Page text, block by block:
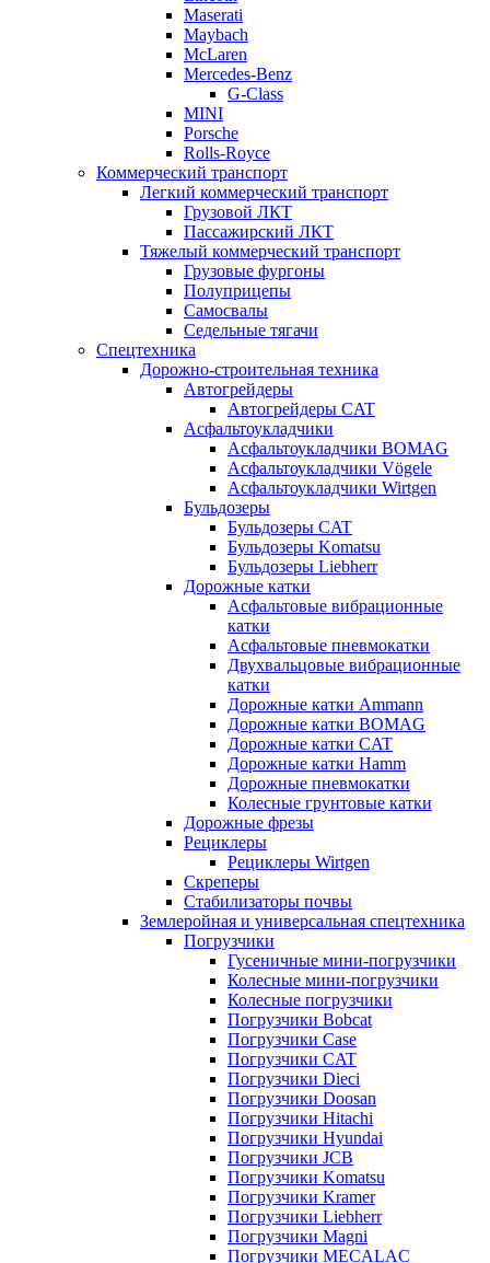
Maserati
Maybach
McLaren
Mercedes-Benz
G-Class
MINI
Porsche
Rolls-Royce
Коммерческий транспорт
Легкий коммерческий транспорт
Грузовой ЛКТ
Пассажирский ЛКТ
Тяжелый коммерческий транспорт
Грузовые фургоны
Полуприцепы
Самосвалы
Седельные тягачи
Спецтехника
Дорожно-строительная техника
Автогрейдеры
Автогрейдеры CAT
Асфальтоукладчики
Асфальтоукладчики BOMAG
Асфальтоукладчики Vögele
Асфальтоукладчики Wirtgen
Бульдозеры
Бульдозеры CAT
Бульдозеры Komatsu
Бульдозеры Liebherr
Дорожные катки
Асфальтовые вибрационные
катки
Асфальтовые пневмокатки
Двухвальцовые вибрационные
катки
Дорожные катки Ammann
Дорожные катки BOMAG
Дорожные катки CAT
Дорожные катки Hamm
Дорожные пневмокатки
Колесные грунтовые катки
Дорожные фрезы
Рециклеры
Рециклеры Wirtgen
Скреперы
Стабилизаторы почвы
Землеройная и универсальная спецтехника
Погрузчики
Гусеничные мини-погрузчики
Колесные мини-погрузчики
Колесные погрузчики
Погрузчики Bobcat
Погрузчики Case
Погрузчики CAT
Погрузчики Dieci
Погрузчики Doosan
Погрузчики Hitachi
Погрузчики Hyundai
Погрузчики JCB
Погрузчики Komatsu
Погрузчики Kramer
Погрузчики Liebherr
Погрузчики Magni
Погрузчики MECALAC